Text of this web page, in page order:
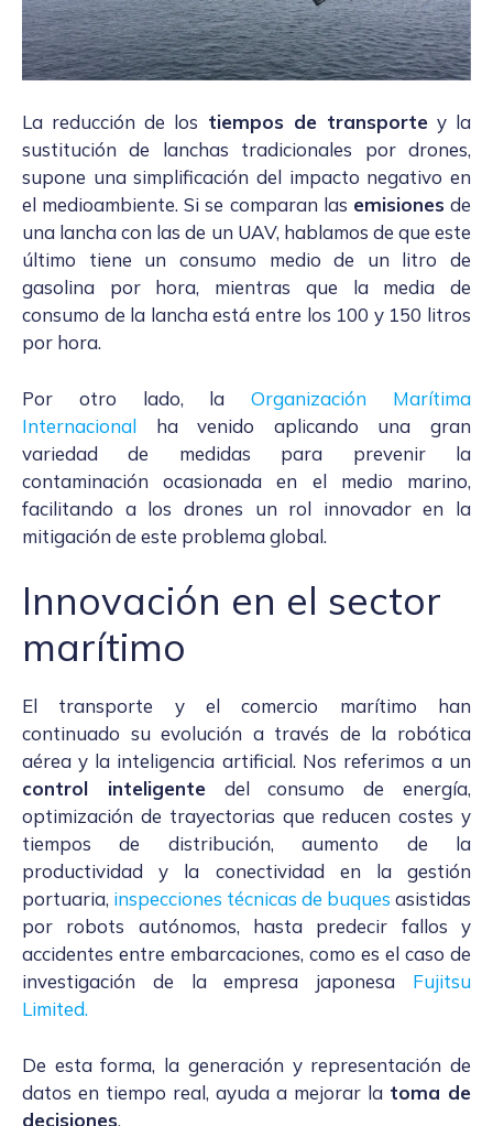
La reducción de los tiempos de transportey la
sustitución de lanchas tradicionales por drones,
supone una simplificación del impacto negativo en
el medioambiente. Si se comparan las emisiones de
una lancha con las de un UAV, hablamos de que este
último tiene un consumo medio de un litro de
gasolina por hora, mientras que la media de
consumo de la lancha está entre los 100 y 150 litros
por hora.
Por otro lado, laOrganización Marítima
Internacional ha venido aplicando una gran
variedad de medidas para prevenir la
contaminación ocasionada en el medio marino,
facilitando a los drones un rol innovador en la
mitigación de este problema global.
Innovación en el sector
marítimo
El transporte y el comercio marítimo han
continuado su evolución a través de la robótica
aérea y la inteligencia artificial. Nos referimos a un
control inteligentedel consumo de energía,
optimización de trayectorias que reducen costes y
tiempos de distribución, aumento de la
productividad y la conectividad en la gestión
portuaria, inspecciones técnicas de buques asistidas
por robots autónomos, hasta predecir fallos y
accidentes entre embarcaciones, como es el caso de
investigación de la empresa japonesa Fujitsu
Limited.
De esta forma, la generación y representación de
datos en tiempo real, ayuda a mejorar la toma de
decisiones.